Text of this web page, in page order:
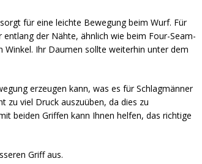
für eine leichte Bewegung beim Wurf. Für
der Nähte, ähnlich wie beim Four-Seam-
Ihr Daumen sollte weiterhin unter dem
erzeugen kann, was es für Schlagmänner
zu viel Druck auszuüben, da dies zu
beiden Griffen kann Ihnen helfen, das richtige
Griff aus.